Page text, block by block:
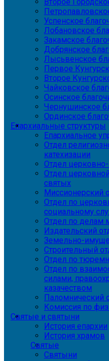
Успенское
Лобановское
Закамское
Добрянское
Лысьвенское
Первое
Второе
Чайковское
Осинское
Чернушинское
Ординское
Епархиальные структуры
Епархиальное
Отдел
катехизации
Отдел
Отдел
святых
Миссионерский
Отдел по
социальному
Отдел по делам
Издательский
Земельно-
Строительный
Отдел по
Отдел по
силами,
казачеством
Паломнический
Комиссия по
Святые и святыни
История епархии
История храмов
Святые
Святыни